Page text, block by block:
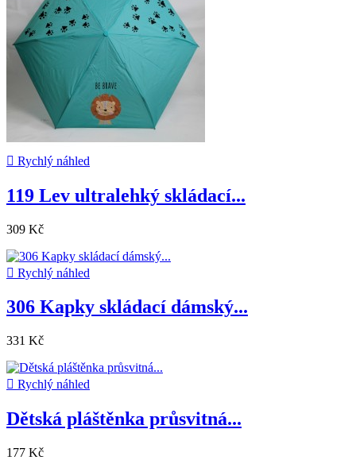
 Rychlý náhled
119 Lev ultralehký skládací...
309 Kč
 Rychlý náhled
306 Kapky skládací dámský...
331 Kč
 Rychlý náhled
Dětská pláštěnka průsvitná...
177 Kč